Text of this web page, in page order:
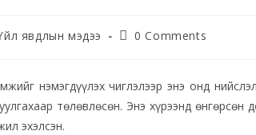
явдлын мэдээ 0 Comments
нэмэгдүүлэх чиглэлээр энэ онд
төлөвлөсөн. Энэ хүрээнд өнгөрсөн
эхэлсэн.